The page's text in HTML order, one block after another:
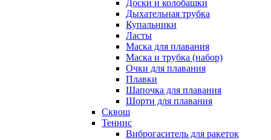
Доски и колобашки
Дыхательная трубка
Купальники
Ласты
Маска для плавания
Маска и трубка (набор)
Очки для плавания
Плавки
Шапочка для плавания
Шорти для плавания
Сквош
Теннис
Виброгаситель для ракеток